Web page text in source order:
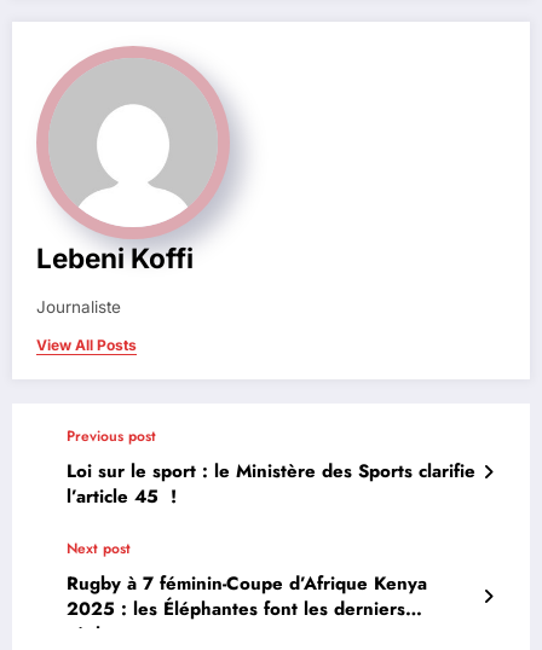
Lebeni Koffi
Journaliste
View All Posts
Previous post
Loi sur le sport : le Ministère des Sports clarifie
l’article 45 !
Next post
Rugby à 7 féminin-Coupe d’Afrique Kenya
2025 : les Éléphantes font les derniers
réglages